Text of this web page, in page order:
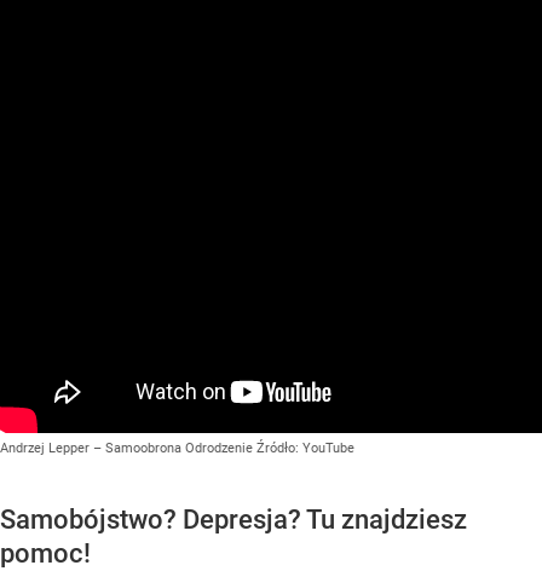
Andrzej Lepper – Samoobrona Odrodzenie Źródło: YouTube
Samobójstwo? Depresja? Tu znajdziesz
pomoc!